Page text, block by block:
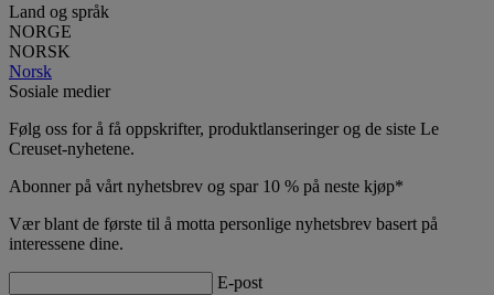
Land og språk
NORGE
NORSK
Norsk
Sosiale medier
Følg oss for å få oppskrifter, produktlanseringer og de siste Le
Creuset-nyhetene.
Abonner på vårt nyhetsbrev og spar 10 % på neste kjøp*
Vær blant de første til å motta personlige nyhetsbrev basert på
interessene dine.
E-post